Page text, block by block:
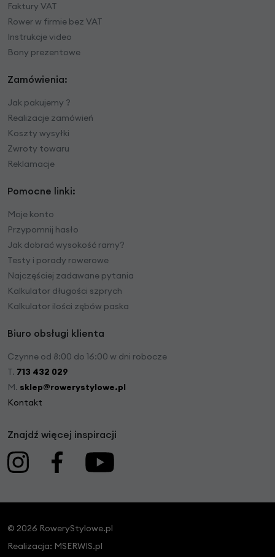
Faktury VAT
Rower w firmie bez VAT
Instrukcje video
Bony prezentowe
Zamówienia:
Jak pakujemy ?
Realizacje zamówień
Koszty wysyłki
Zwroty towaru
Reklamacje
Pomocne linki:
Moje konto
Przypomnij hasło
Jak dobrać wysokość ramy?
Testy i porady rowerowe
Najczęściej zadawane pytania
Kalkulator długości szprych
Kalkulator ilości zębów paska
Biuro obsługi klienta
Czynne od 8:00 do 16:00 w dni robocze
T. 713 432 029
M. sklep@rowerystylowe.pl
Kontakt
Znajdź więcej inspiracji
© 2026 RoweryStylowe.pl
Realizacja: MSERWIS.pl